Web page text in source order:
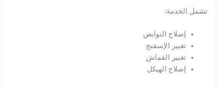
Hacklink panel
تشمل الخدمة:
إصلاح النوابض
تغيير الإسفنج
تغيير القماش
إصلاح الهيكل